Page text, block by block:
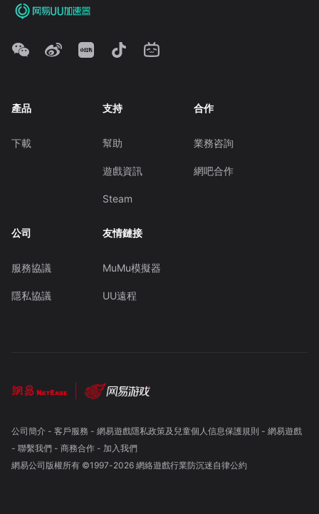
產品
下載
支持
幫助
遊戲資訊
Steam
合作
業務咨詢
網吧合作
公司
服務協議
隱私協議
友情鏈接
MuMu模擬器
UU遠程
公司簡介- 客戶服務 - 網易遊戲隱私政策及兒童個人信息保護規則 - 網易遊戲
- 聯繫我們- 商務合作- 加入我們
網易公司版權所有 ©1997-2026 網絡遊戲行業防沉迷自律公約